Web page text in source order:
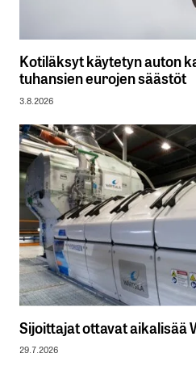
Kotiläksyt käytetyn auton
tuhansien eurojen säästöt
3.8.2026
Sijoittajat ottavat aikalisää
29.7.2026